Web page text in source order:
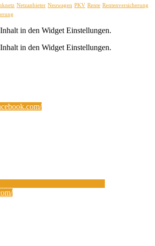
Netzanbieter Neuwagen PKV Rente Rentenversicherung
in den Widget Einstellungen.
in den Widget Einstellungen.